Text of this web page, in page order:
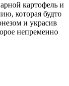
картофель и
которая будто
и украсив
непременно